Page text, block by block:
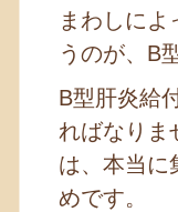
まわしに
うのが、B
B型肝炎給
ればなりま
は、本当に
めです。